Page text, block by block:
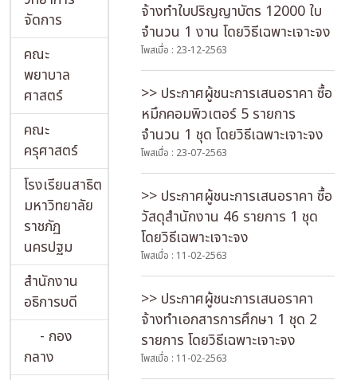
จัดการ
คณะ
พยาบาล
ศาสตร์
คณะ
ครุศาสตร์
โรงเรียนสาธิต
มหาวิทยาลัย
ราชภัฏ
นครปฐม
สำนักงาน
อธิการบดี
- กอง
กลาง
จ้างทำใบปริญญาบัตร 12000 ใบ
จำนวน 1 งาน โดยวิธีเฉพาะเจาะจง
โพสเมื่อ : 23-12-2563
>> ประกาศผู้ชนะการเสนอราคา ซื้อ
หมึกคอมพิวเตอร์ 5 รายการ
จำนวน 1 ชุด โดยวิธีเฉพาะเจาะจง
โพสเมื่อ : 23-07-2563
>> ประกาศผู้ชนะการเสนอราคา ซื้อ
วัสดุสำนักงาน 46 รายการ 1 ชุด
โดยวิธีเฉพาะเจาะจง
โพสเมื่อ : 11-02-2563
>> ประกาศผู้ชนะการเสนอราคา
จ้างทำเอกสารการศึกษา 1 ชุด 2
รายการ โดยวิธีเฉพาะเจาะจง
โพสเมื่อ : 11-02-2563